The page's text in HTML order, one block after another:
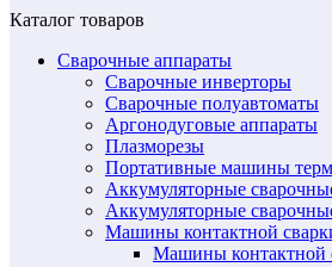
Каталог товаров
Сварочные аппараты
Сварочные инверторы
Сварочные полуавтоматы
Аргонодуговые аппараты
Плазморезы
Портативные машины
Аккумуляторные
Аккумуляторные
Машины контактной
Машины контактной